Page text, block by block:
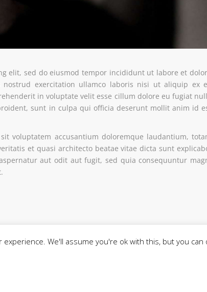
elit, sed do eiusmod tempor incididunt ut labore et
exercitation ullamco laboris nisi ut aliquip ex
in voluptate velit esse cillum dolore eu fugiat
sunt in culpa qui officia deserunt mollit anim id
voluptatem accusantium doloremque laudantium,
et quasi architecto beatae vitae dicta sunt
aut odit aut fugit, sed quia consequuntur
We'll assume you're ok with this, but you can